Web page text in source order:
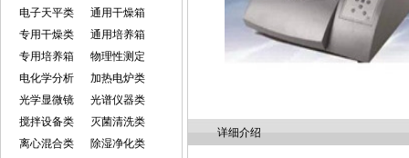
电子天平类
通用干燥箱
专用干燥类
通用培养箱
专用培养箱
物理性测定
电化学分析
加热电炉类
光学显微镜
光谱仪器类
搅拌设备类
灭菌清洗类
离心混合类
除湿净化类
详细介绍